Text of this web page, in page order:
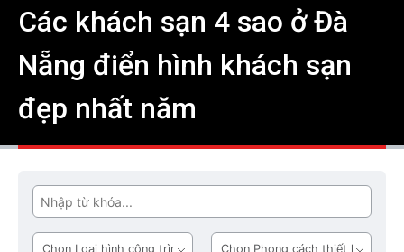
Các khách sạn 4 sao ở Đà
Nẵng điển hình khách sạn
đẹp nhất năm
Tìm
Loại
Phong